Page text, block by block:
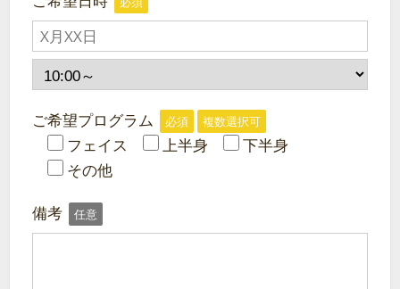
ご希望プログラム 必須 複数選択可
フェイス 上半身
下半身
その他
備考 任意